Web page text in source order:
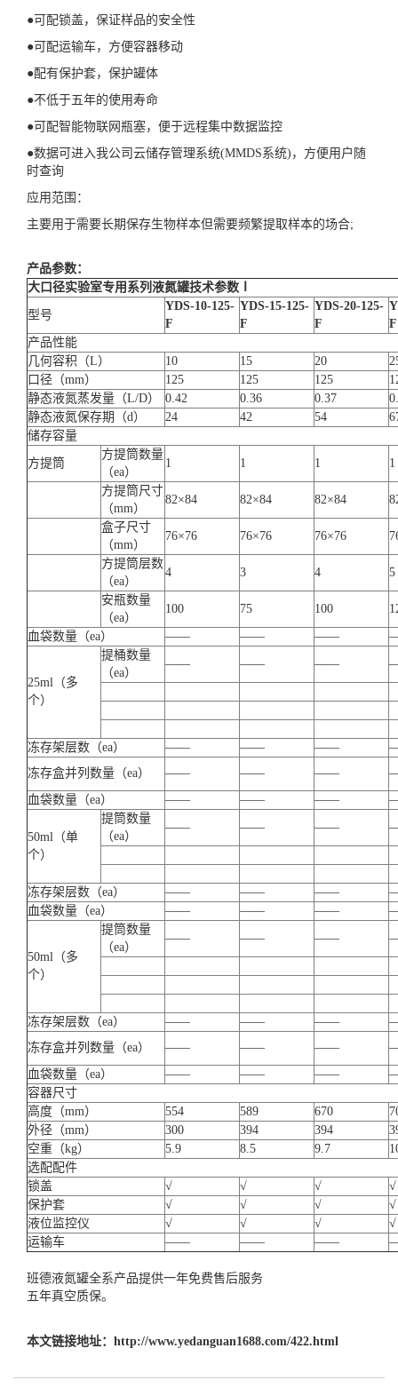
●可配锁盖，保证样品的安全性
●可配运输车，方便容器移动
●配有保护套，保护罐体
●不低于五年的使用寿命
●可配智能物联网瓶塞，便于远程集中数据监控
●数据可进入我公司云储存管理系统(MMDS系统)，方便用户随
时查询
应用范围：
主要用于需要长期保存生物样本但需要频繁提取样本的场合;
产品参数：
大口径实验室专用系列液氮罐技术参数
型号
YDS-10-125-
F
YDS-15-125-
F
YDS-20-125-
F
F
产品性能
几何容积（L）
10 15 20
口径（mm）
125 125 125
静态液氮蒸发量（L/D）
0.42 0.36 0.37
静态液氮保存期（d）
24 42 54
储存容量
方提筒
方提筒数量
（ea）
1 1 1 1
方提筒尺寸
（mm）
82×84 82×84 82×84
盒子尺寸
（mm）
76×76 76×76 76×76
方提筒层数
（ea）
4 3 4 5
安瓶数量
（ea）
100 75 100
血袋数量（ea） —— —— ——
25ml（多
个）
提桶数量
（ea）
—— —— ——
冻存架层数（ea） —— —— ——
冻存盒并列数量（ea）
—— —— ——
血袋数量（ea）
—— —— ——
50ml（单
个）
提筒数量
（ea）
—— —— ——
冻存架层数（ea） —— —— ——
血袋数量（ea）
—— —— ——
50ml（多
个）
提筒数量
（ea）
—— —— ——
冻存架层数（ea） —— —— ——
冻存盒并列数量（ea）
—— —— ——
血袋数量（ea）
—— —— ——
容器尺寸
高度（mm）
554 589 670
外径（mm）
300 394 394
空重（kg）
5.9 8.5 9.7
选配配件
锁盖
√ √ √
√
保护套
√ √ √
√
液位监控仪
√ √ √
√
运输车
—— —— ——
班德液氮罐全系产品提供一年免费售后服务
五年真空质保。
本文链接地址： http://www.yedanguan1688.com/422.html